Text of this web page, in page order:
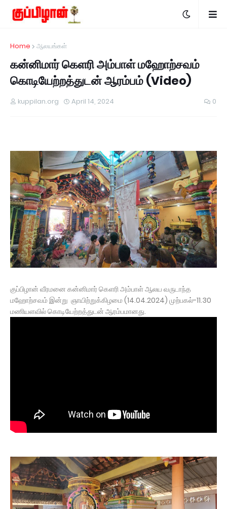
Home ஆலயங்கள்
கன்னிமார் கெளரி அம்பாள் மஹோற்சவம்
கொடியேற்றத்துடன் ஆரம்பம் (Video)
kuppilan.org April 14, 2024 0
குப்பிழான் வீரமனை கன்னிமார் கெளரி அம்பாள் ஆலய வருடாந்த
மஹோற்சவம் இன்று ஞாயிற்றுக்கிழமை (14.04.2024) முற்பகல்-11.30
மணியளவில் கொடியேற்றத்துடன் ஆரம்பமானது.